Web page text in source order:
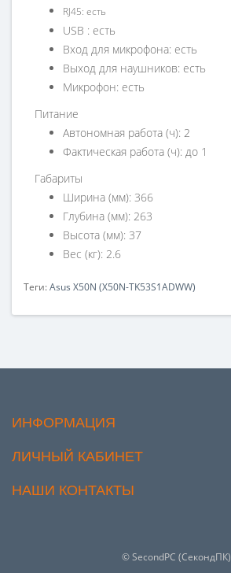
RJ45: есть
USB : есть
Вход для микрофона: есть
Выход для наушников: есть
Микрофон: есть
Питание
Автономная работа (ч): 2
Фактическая работа (ч): до 1
Габариты
Ширина (мм): 366
Глубина (мм): 263
Высота (мм): 37
Вес (кг): 2.6
Теги:Asus X50N (X50N-TK53S1ADWW)
ИНФОРМАЦИЯ
ЛИЧНЫЙ КАБИНЕТ
НАШИ КОНТАКТЫ
© SecondPC (СекондПК)